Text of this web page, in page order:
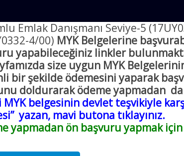
Emlak Danışmanı Seviye-5
4/00) MYK Belgelerine
yapabileceğiniz linkler
size uygun MYK
bir şekilde ödemesini yaparak
doldurarak ödeme yapmadan
MYK belgesinin devlet teşvikiyle
yazan, mavi butona tıklayınız.
yapmadan ön başvuru yapmak için